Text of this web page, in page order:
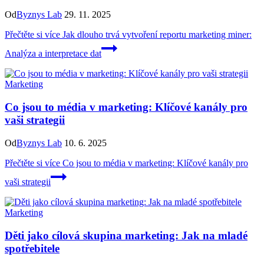
OdByznys Lab 29. 11. 2025
Přečtěte si více Jak dlouho trvá vytvoření reportu marketing miner:
Analýza a interpretace dat
Marketing
Co jsou to média v marketing: Klíčové kanály pro
vaši strategii
OdByznys Lab 10. 6. 2025
Přečtěte si více Co jsou to média v marketing: Klíčové kanály pro
vaši strategii
Marketing
Děti jako cílová skupina marketing: Jak na mladé
spotřebitele